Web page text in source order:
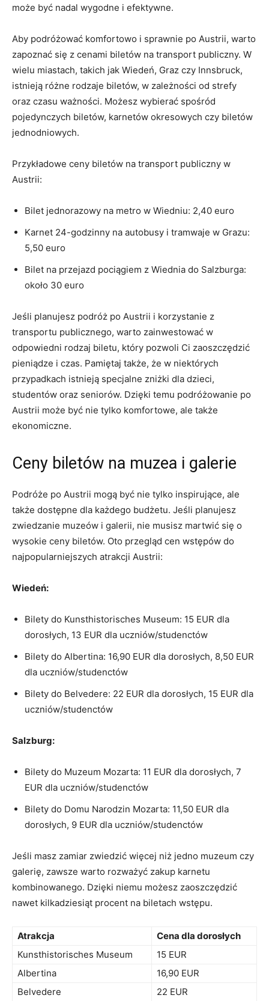
może być nadal wygodne i ‍efektywne.
Aby ‍podróżować komfortowo i sprawnie po Austrii, warto
zapoznać się⁢ z ⁤cenami biletów na transport publiczny. W
wielu miastach, takich jak ‌Wiedeń, Graz czy Innsbruck,
istnieją różne rodzaje biletów, w zależności od strefy
oraz⁢ czasu ważności. Możesz wybierać spośród
pojedynczych biletów, karnetów okresowych czy biletów
jednodniowych.
Przykładowe ceny biletów na transport publiczny w
Austrii:
Bilet jednorazowy na metro w Wiedniu: 2,40 euro
Karnet 24-godzinny na ⁢autobusy i tramwaje w Grazu:‍
5,50 euro
Bilet na przejazd pociągiem z ⁤Wiednia do ⁣Salzburga:
około 30 ‍euro
Jeśli planujesz podróż po Austrii i korzystanie z
transportu publicznego, warto zainwestować w
odpowiedni rodzaj biletu, który pozwoli Ci zaoszczędzić
pieniądze i⁤ czas. Pamiętaj także, że w niektórych
przypadkach istnieją​ specjalne ⁣zniżki dla dzieci,
studentów oraz seniorów. Dzięki temu podróżowanie po
Austrii może być nie‌ tylko komfortowe, ale także
‍ekonomiczne.
Ceny biletów na muzea i⁣ galerie
Podróże po Austrii ⁣mogą być nie tylko inspirujące, ale⁤
także dostępne dla każdego budżetu. Jeśli⁢ planujesz
zwiedzanie muzeów i⁢ galerii, nie musisz‍ martwić się o
wysokie ceny biletów. ⁢Oto przegląd cen wstępów do
najpopularniejszych atrakcji Austrii:
Wiedeń:
Bilety do Kunsthistorisches Museum: 15 EUR dla
‍dorosłych, 13 EUR dla uczniów/studenctów
Bilety⁣ do Albertina: 16,90 EUR dla dorosłych, 8,50‍ EUR
dla uczniów/studenctów
Bilety ‌do Belvedere: 22 EUR⁢ dla⁤ dorosłych, 15‍ EUR dla
uczniów/studenctów
Salzburg:
Bilety do Muzeum Mozarta: 11 EUR‍ dla dorosłych, 7
EUR dla‍ uczniów/studenctów
Bilety​ do Domu Narodzin Mozarta: 11,50 EUR dla
dorosłych, 9 ‍EUR dla⁣ uczniów/studenctów
Jeśli masz zamiar zwiedzić więcej niż jedno muzeum ⁢czy
galerię, zawsze warto rozważyć zakup karnetu
kombinowanego. Dzięki niemu ⁤możesz zaoszczędzić
nawet kilkadziesiąt procent na biletach wstępu.
Atrakcja
Cena dla dorosłych
Kunsthistorisches Museum
15 EUR
Albertina
16,90 EUR
Belvedere
22‍ EUR